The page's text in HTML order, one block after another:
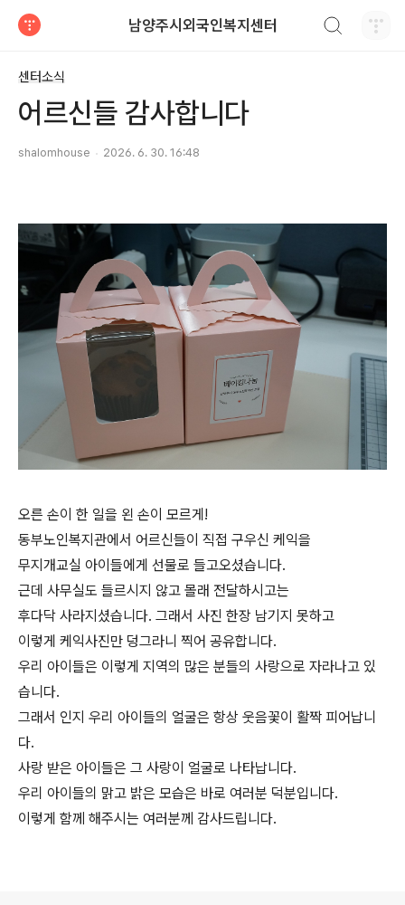
남양주시외국인복지센터
센터소식
어르신들 감사합니다
shalomhouse 2026. 6. 30. 16:48
오른 손이 한 일을 왼 손이 모르게!
동부노인복지관에서 어르신들이 직접 구우신 케익을
무지개교실 아이들에게 선물로 들고오셨습니다.
근데 사무실도 들르시지 않고 몰래 전달하시고는
후다닥 사라지셨습니다. 그래서 사진 한장 남기지 못하고
이렇게 케익사진만 덩그라니 찍어 공유합니다.
우리 아이들은 이렇게 지역의 많은 분들의 사랑으로 자라나고 있
습니다.
그래서 인지 우리 아이들의 얼굴은 항상 웃음꽃이 활짝 피어납니
다.
사랑 받은 아이들은 그 사랑이 얼굴로 나타납니다.
우리 아이들의 맑고 밝은 모습은 바로 여러분 덕분입니다.
이렇게 함께 해주시는 여러분께 감사드립니다.